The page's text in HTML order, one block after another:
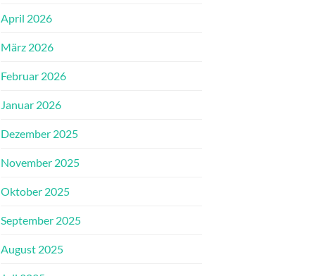
April 2026
März 2026
Februar 2026
Januar 2026
Dezember 2025
November 2025
Oktober 2025
September 2025
August 2025